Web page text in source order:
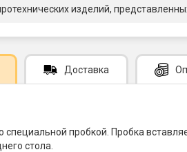
изделий,
Доставка
специальной пробкой. Пробка
стола.